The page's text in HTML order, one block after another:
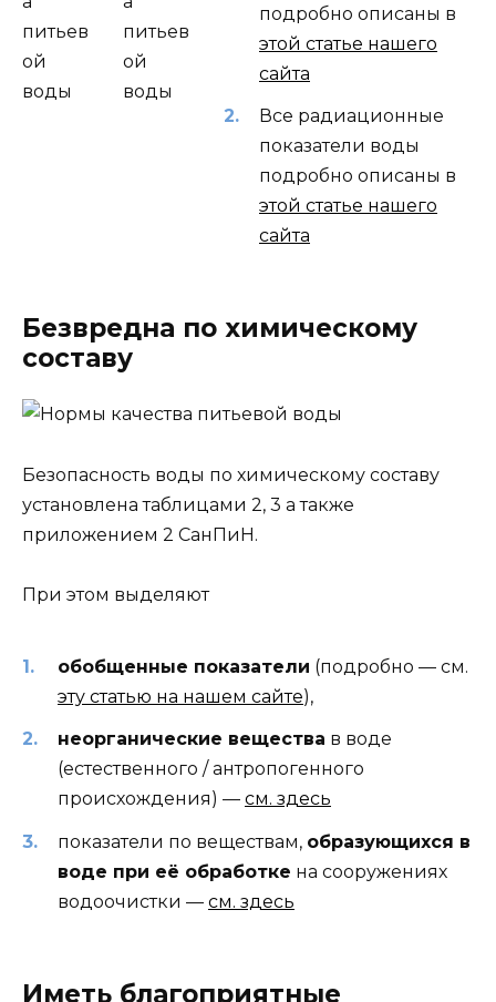
подробно описаны в
этой статье нашего
сайта
Все радиационные
показатели воды
подробно описаны в
этой статье нашего
сайта
Безвредна по химическому
составу
Безопасность воды по химическому составу
установлена таблицами 2, 3 а также
приложением 2 СанПиН.
При этом выделяют
обобщенные показатели (подробно — см.
эту статью на нашем сайте),
неорганические вещества в воде
(естественного / антропогенного
происхождения) — см. здесь
показатели по веществам, образующихся в
воде при её обработке на сооружениях
водоочистки — см. здесь
Иметь благоприятные